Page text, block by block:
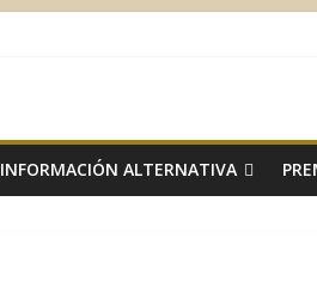
INFORMACIÓN ALTERNATIVA